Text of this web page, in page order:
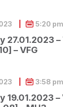
27.01.2023
– VFG
5:20 pm
19.01.2023
3:58 pm